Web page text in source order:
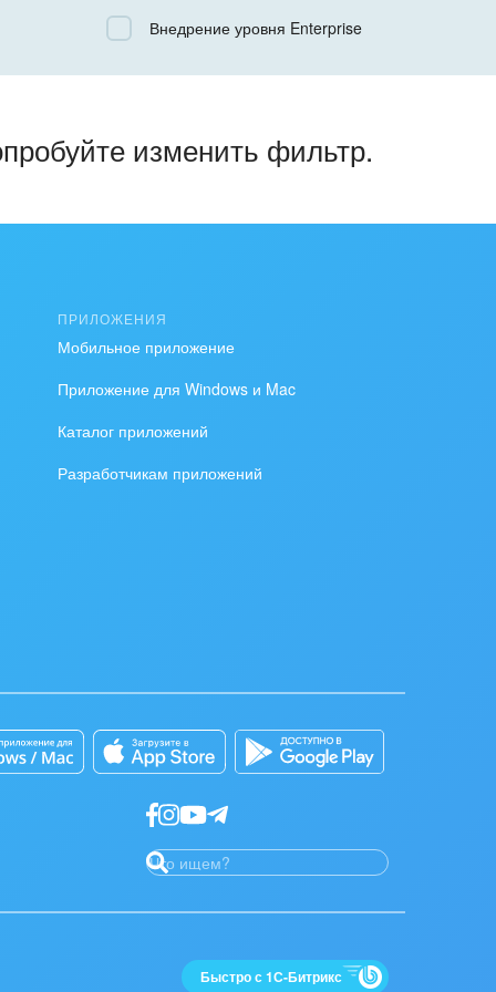
ВсеВнедрение уровня Enterprise
изменить фильтр.
ПРИЛОЖЕНИЯ
Мобильное приложение
Приложение для Windows и Mac
Каталог приложений
Разработчикам приложений
Быстро с 1С-Битрикс